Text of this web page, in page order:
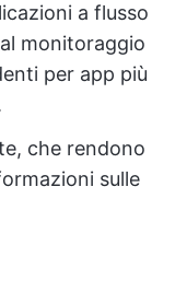
a flusso
monitoraggio
per app più
che rendono
sulle